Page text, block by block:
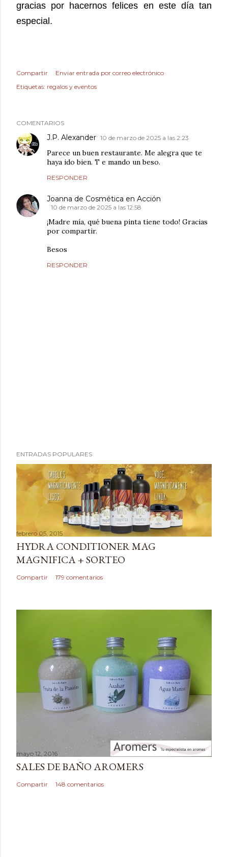
gracias por hacernos felices en este día tan
especial.
Compartir
Enviar entrada por correo electrónico
Etiquetas: regalos y eventos
COMENTARIOS
J.P. Alexander 10 de marzo de 2025 a las 2:23
Parece un buen restaurante. Me alegra que te
haya ido bien. T e mando un beso.
RESPONDER
Joanna de Cosmética en Acción
10 de marzo de 2025 a las 12:58
¡Madre mía, qué buena pinta tiene todo! Gracias
por compartir.
Besos
RESPONDER
u
b
a
r
u
n
c
o
ENTRADAS POPULARES
febrero 05, 2015
HYDRA CONDITIONER MAG
MAGNIFICA + SORTEO
Compartir 179 comentarios
mayo 12, 2016
SALES DE BAÑO AROMERS
Compartir 148 comentarios